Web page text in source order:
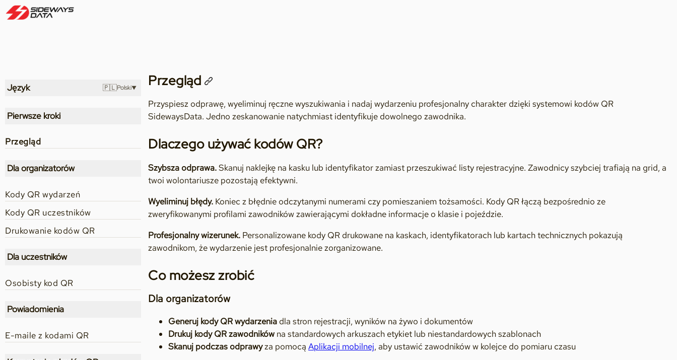
Język 🇵🇱Polski
Pierwsze kroki
Przegląd
Dla organizatorów
Kody QR wydarzeń
Kody QR uczestników
Drukowanie kodów QR
Dla uczestników
Osobisty kod QR
Powiadomienia
E-maile z kodami QR
Przegląd
Przyspiesz odprawę, wyeliminuj ręczne wyszukiwania i nadaj wydarzeniu profesjonalny charakter dzięki systemowi kodów QR
SidewaysData. Jedno zeskanowanie natychmiast identyfikuje dowolnego zawodnika.
Dlaczego używać kodów QR?
Szybsza odprawa.Skanuj naklejkę na kasku lub identyfikator zamiast przeszukiwać listy rejestracyjne. Zawodnicy szybciej trafiają na grid, a
twoi wolontariusze pozostają efektywni.
Wyeliminuj błędy. Koniec z błędnie odczytanymi numerami czy pomieszaniem tożsamości. Kody QR łączą bezpośrednio ze
zweryfikowanymi profilami zawodników zawierającymi dokładne informacje o klasie i pojeździe.
Profesjonalny wizerunek. Personalizowane kody QR drukowane na kaskach, identyfikatorach lub kartach technicznych pokazują
zawodnikom, że wydarzenie jest profesjonalnie zorganizowane.
Co możesz zrobić
Dla organizatorów
Generuj kody QR wydarzenia dla stron rejestracji, wyników na żywo i dokumentów
Drukuj kody QR zawodników na standardowych arkuszach etykiet lub niestandardowych szablonach
Skanuj podczas odprawyza pomocą Aplikacji mobilnej, aby ustawić zawodników w kolejce do pomiaru czasu